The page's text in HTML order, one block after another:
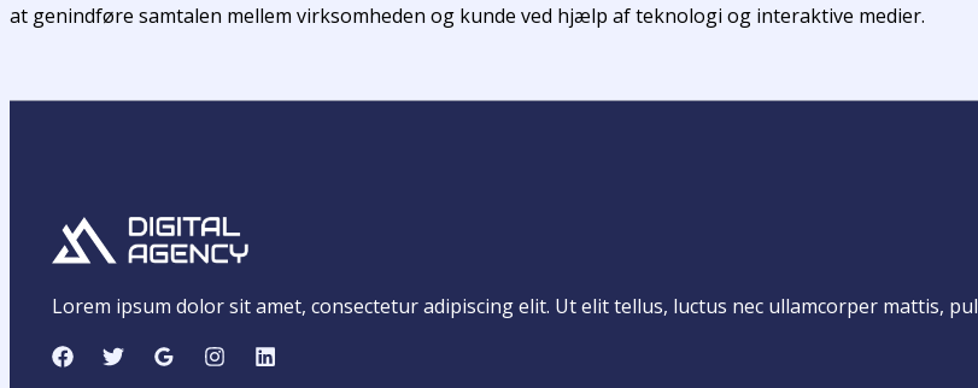
at genindføre samtalen mellem virksomheden og kunde ved hjælp af teknologi og interaktive medier.
Lorem ipsum dolor sit amet, consectetur adipiscing elit. Ut elit tellus, luctus nec ullamcorper mattis,